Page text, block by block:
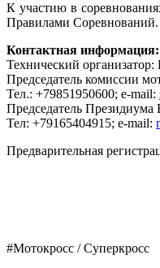
К участию в
Правилами Соревнований.
Контактная информация:
Технический
Председатель комиссии
Тел.: +79851950600; e-mail:
Председатель
Тел: +79165404915; e-mail:
Предварительная
#Мотокросс / Суперкросс